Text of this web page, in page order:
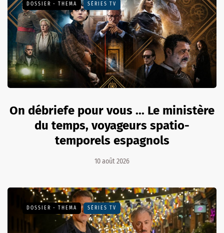
DOSSIER - THEMA SÉRIES TV
On débriefe pour vous ... Le ministère
du temps, voyageurs spatio-
temporels espagnols
10 août 2026
DOSSIER - THEMA SÉRIES TV